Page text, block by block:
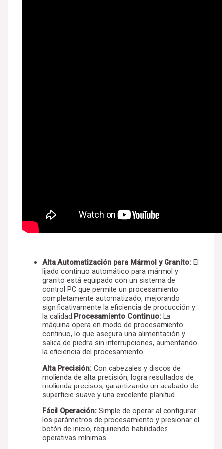
Alta Automatización para Mármol y Granito: El
lijado continuo automático para mármol y
granito está equipado con un sistema de
control PC que permite un procesamiento
completamente automatizado, mejorando
significativamente la eficiencia de producción y
la calidad.Procesamiento Continuo: La
máquina opera en modo de procesamiento
continuo, lo que asegura una alimentación y
salida de piedra sin interrupciones, aumentando
la eficiencia del procesamiento.
Alta Precisión: Con cabezales y discos de
molienda de alta precisión, logra resultados de
molienda precisos, garantizando un acabado de
superficie suave y una excelente planitud.
Fácil Operación: Simple de operar al configurar
los parámetros de procesamiento y presionar el
botón de inicio, requiriendo habilidades
operativas mínimas.